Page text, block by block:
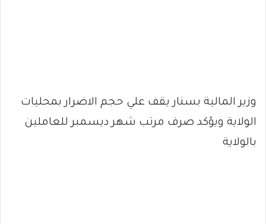
وزير المالية بسنار يقف علي حجم الاضرار بمحليات
الولاية ويؤكد صرف مرتب شهر ديسمبر للعاملين
بالولاية